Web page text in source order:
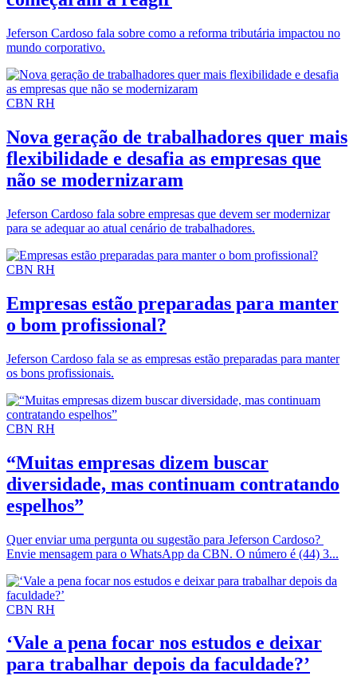
Jeferson Cardoso fala sobre como a reforma tributária impactou no
mundo corporativo.
CBN RH
Nova geração de trabalhadores quer mais
flexibilidade e desafia as empresas que
não se modernizaram
Jeferson Cardoso fala sobre empresas que devem ser modernizar
para se adequar ao atual cenário de trabalhadores.
CBN RH
Empresas estão preparadas para manter
o bom profissional?
Jeferson Cardoso fala se as empresas estão preparadas para manter
os bons profissionais.
CBN RH
“Muitas empresas dizem buscar
diversidade, mas continuam contratando
espelhos”
Quer enviar uma pergunta ou sugestão para Jeferson Cardoso?
Envie mensagem para o WhatsApp da CBN. O número é (44) 3...
CBN RH
‘Vale a pena focar nos estudos e deixar
para trabalhar depois da faculdade?’